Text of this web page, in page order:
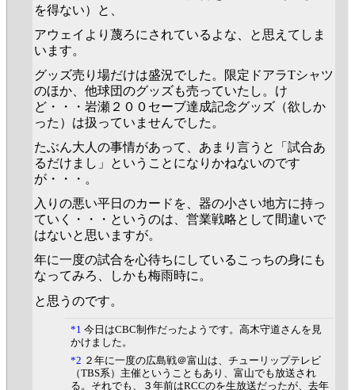
を得ない）と、
アウェイより蔑ろにされているよな、と思えてしま
います。
グッズ売り場だけは盛況でした。限定ドアラTシャツ
のほか、他球団のグッズも売っていたし。け
ど・・・岩瀬２００セーブ達成記念グッズ（欲しか
った）は扱っていませんでした。
たぶん大人の事情があって、あまり言うと「試合あ
るだけまし」ということになりかねないのです
が・・・。
入りの悪い平日のカードを、器の小さい地方に持っ
ていく・・・というのは、営業戦略として間違いで
はないと思いますが。
年に一度の試合を心待ちにしているこっちの身にも
なってみろ、しかも梅雨時に。
と思うのです。
*1 今日はCBC制作だったようです。高木守道さんを見
かけました。
*2 ２年に一度の広島戦＠富山は、チューリップテレビ
（TBS系）主催ということもあり、富山でも放送され
る。それでも、３年前はRCCのを生放送だったが、去年